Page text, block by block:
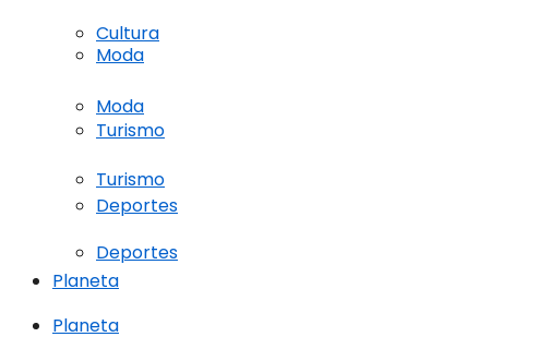
Moda
Turismo
Deportes
Planeta
Cultura
Moda
Turismo
Deportes
Planeta